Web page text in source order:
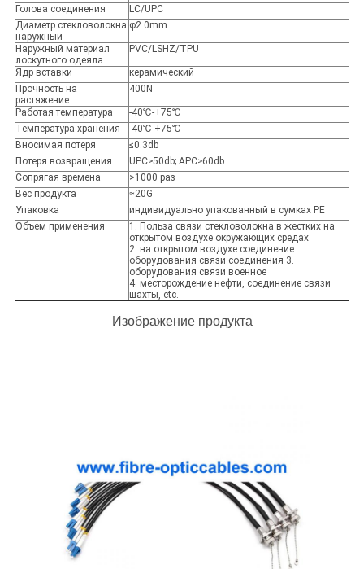
Голова соединения
LC/UPC
Диаметр стекловолокна
наружный
φ2.0mm
Наружный материал
лоскутного одеяла
PVC/LSHZ/TPU
Ядр вставки
керамический
Прочность на
растяжение
400N
Работая температура -40℃-+75℃
Температура хранения
-40℃-+75℃
Вносимая потеря
≤0.3db
Потеря возвращения
UPC≥50db; APC≥60db
Сопрягая времена
>1000 раз
Вес продукта
≈20G
Упаковка
индивидуально упакованный в сумках PE
Объем применения
1. Польза связи стекловолокна в жестких на
открытом воздухе окружающих средах
2. на открытом воздухе соединение
оборудования связи соединения 3.
оборудования связи военное
4. месторождение нефти, соединение связи
шахты, etc.
Изображение продукта